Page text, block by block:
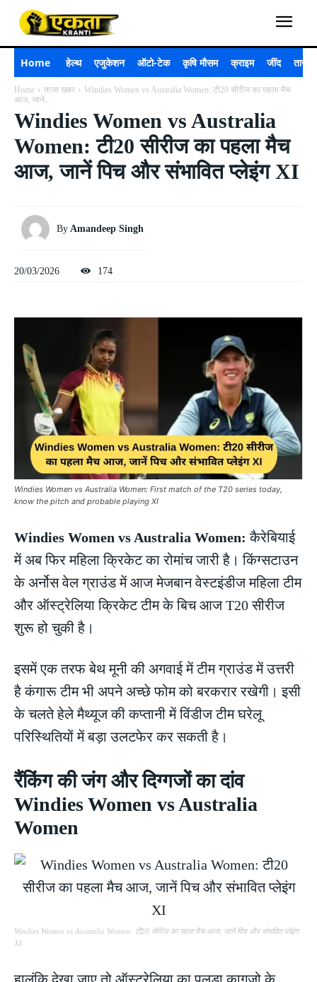
Home हेल्थ एजुकेशन ऑटो-टेक कृषि मौसम क्राइम जींद ताजा
Home ताजा खबर
Windies Women vs Australia Women: टी20 सीरीज का पहला मैच
आज, जानें...
Windies Women vs Australia
Women: टी20 सीरीज का पहला मैच
आज, जानें पिच और संभावित प्लेइंग XI
By Amandeep Singh
20/03/2026 174
Windies Women vs Australia Women: First match of the T20 series today,
know the pitch and probable playing XI
Windies Women vs Australia Women:कैरेबियाई
में अब फिर महिला क्रिकेट का रोमांच जारी है। किंग्सटाउन
के अर्नोस वेल ग्राउंड में आज मेजबान वेस्टइंडीज महिला टीम
और ऑस्ट्रेलिया क्रिकेट टीम के बिच आज T20 सीरीज
शुरू हो चुकी है।
इसमें एक तरफ बेथ मूनी की अगवाई में टीम ग्राउंड में उत्तरी
है कंगारू टीम भी अपने अच्छे फोम को बरकरार रखेगी। इसी
के चलते हेले मैथ्यूज की कप्तानी में विंडीज टीम घरेलू
परिस्थितियों में बड़ा उलटफेर कर सकती है।
रैंकिंग की जंग और दिग्गजों का दांव
Windies Women vs Australia
Women
Windies Women vs Australia Women: टी20 सीरीज का पहला मैच आज, जानें पिच और संभावित प्लेइंग
XI